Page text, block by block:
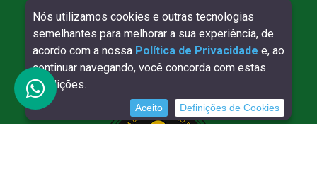
Direitos reservados à Willy Contábil - 2026
DESENVOLVIMENTO: SITE VERIFICADO:
Nós utilizamos cookies e outras tecnologias
semelhantes para melhorar a sua experiência, de
acordo com a nossa Política de Privacidade e, ao
continuar navegando, você concorda com estas
condições.
Aceito Definições de Cookies